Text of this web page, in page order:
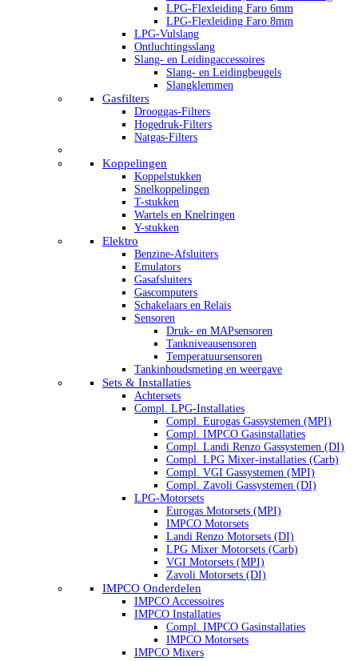
LPG-Flexleiding Faro 6mm
LPG-Flexleiding Faro 8mm
LPG-Vulslang
Ontluchtingsslang
Slang- en Leidingaccessoires
Slang- en Leidingbeugels
Slangklemmen
Gasfilters
Drooggas-Filters
Hogedruk-Filters
Natgas-Filters
Koppelingen
Koppelstukken
Snelkoppelingen
T-stukken
Wartels en Knelringen
Y-stukken
Elektro
Benzine-Afsluiters
Emulators
Gasafsluiters
Gascomputers
Schakelaars en Relais
Sensoren
Druk- en MAPsensoren
Tankniveausensoren
Temperatuursensoren
Tankinhoudsmeting en weergave
Sets & Installaties
Achtersets
Compl. LPG-Installaties
Compl. Eurogas Gassystemen (MPI)
Compl. IMPCO Gasinstallaties
Compl. Landi Renzo Gassystemen (DI)
Compl. LPG Mixer-installaties (Carb)
Compl. VGI Gassystemen (MPI)
Compl. Zavoli Gassystemen (DI)
LPG-Motorsets
Eurogas Motorsets (MPI)
IMPCO Motorsets
Landi Renzo Motorsets (DI)
LPG Mixer Motorsets (Carb)
VGI Motorsets (MPI)
Zavoli Motorsets (DI)
IMPCO Onderdelen
IMPCO Accessoires
IMPCO Installaties
Compl. IMPCO Gasinstallaties
IMPCO Motorsets
IMPCO Mixers